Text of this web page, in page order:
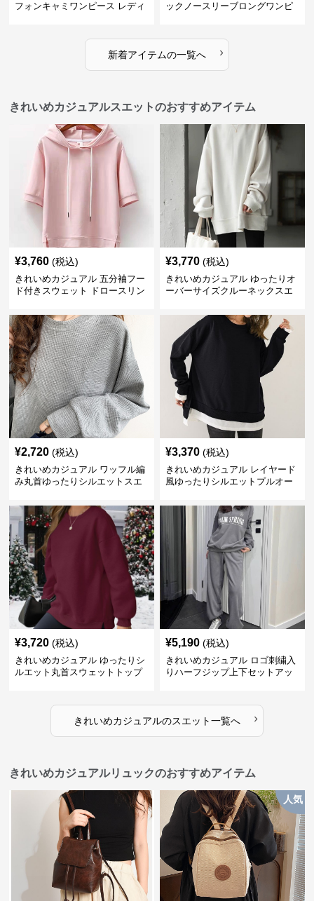
フォンキャミワンピース レディ
ックノースリーブロングワンピ
チ風 夏 大人フェミニン
新着アイテムの一覧へ ›
きれいめカジュアルスエットのおすすめアイテム
¥3,760 (税込)
きれいめカジュアル 五分袖フー
ド付きスウェット ドロースリン
¥3,770 (税込)
きれいめカジュアル ゆったりオ
ーバーサイズクルーネックスエ
¥2,720 (税込)
きれいめカジュアル ワッフル編
み丸首ゆったりシルエットスエ
¥3,370 (税込)
きれいめカジュアル レイヤード
風ゆったりシルエットプルオー
¥3,720 (税込)
きれいめカジュアル ゆったりシ
ルエット丸首スウェットトップ
¥5,190 (税込)
きれいめカジュアル ロゴ刺繍入
りハーフジップ上下セットアッ
きれいめカジュアルのスエット一覧へ ›
きれいめカジュアルリュックのおすすめアイテム
人気